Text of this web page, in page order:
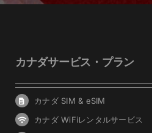
カナダサービス・プラン
カナダ SIM & eSIM
カナダ WiFiレンタルサービス